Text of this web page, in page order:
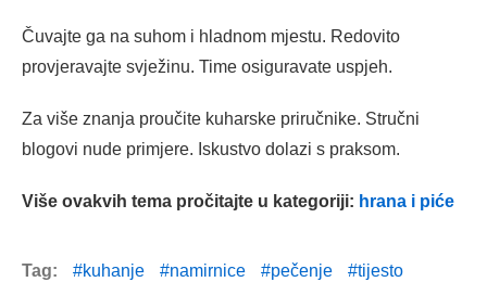
Čuvajte ga na suhom i hladnom mjestu. Redovito
provjeravajte svježinu. Time osiguravate uspjeh.
Za više znanja proučite kuharske priručnike. Stručni
blogovi nude primjere. Iskustvo dolazi s praksom.
Više ovakvih tema pročitajte u kategoriji: hrana i piće
Tag: kuhanje namirnice pečenje tijesto